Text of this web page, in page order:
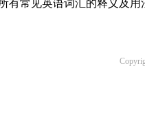
有常见英语词汇的释义及